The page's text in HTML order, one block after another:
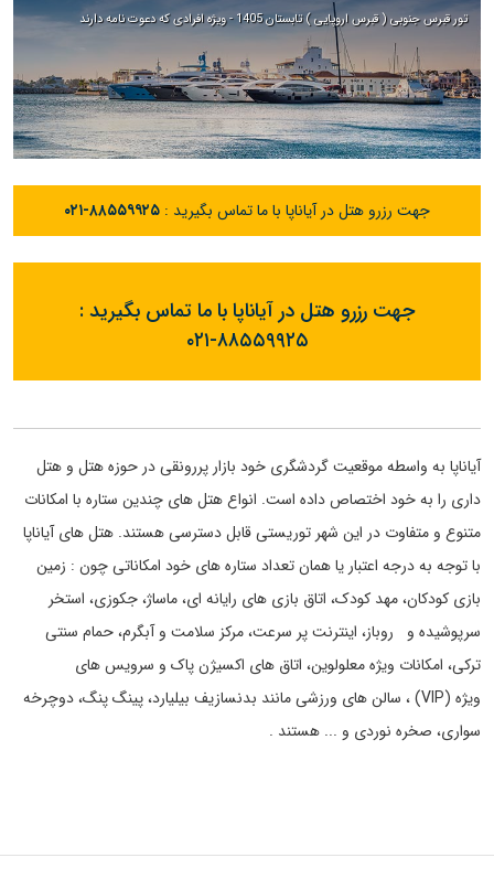
تور قبرس جنوبی ( قبرس اروپایی ) تابستان 1405 - ویژه افرادی که دعوت نامه دارند
جهت رزرو هتل در آیاناپا با ما تماس بگیرید : ۰۲۱-۸۸۵۵۹۹۲۵
جهت رزرو هتل در آیاناپا با ما تماس بگیرید :
۰۲۱-۸۸۵۵۹۹۲۵
آیاناپا به واسطه موقعیت گردشگری خود بازار پررونقی در حوزه هتل و هتل
داری را به خود اختصاص داده است. انواع هتل های چندین ستاره با امکانات
متنوع و متفاوت در این شهر توریستی قابل دسترسی هستند. هتل های آیاناپا
با توجه به درجه اعتبار یا همان تعداد ستاره های خود امکاناتی چون : زمین
بازی کودکان، مهد کودک، اتاق بازی های رایانه ای، ماساژ، جکوزی، استخر
سرپوشیده و روباز، اینترنت پر سرعت، مرکز سلامت و آبگرم، حمام سنتی
ترکی، امکانات ویژه معلولوین، اتاق های اکسیژن پاک و سرویس های
ویژه (VIP) ، سالن های ورزشی مانند بدنسازیف بیلیارد، پینگ پنگ، دوچرخه
سواری، صخره نوردی و ... هستند .